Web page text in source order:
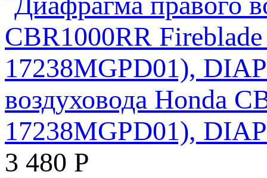
воздуховода Honda
17238MGPD01),
3 480 Р